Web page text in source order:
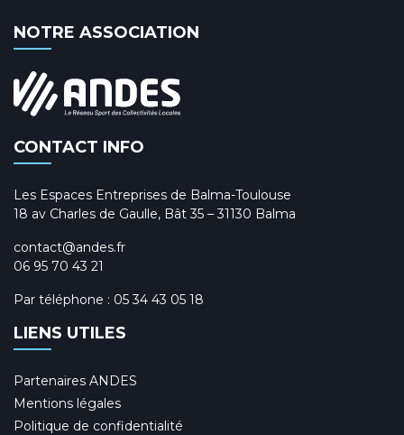
NOTRE ASSOCIATION
CONTACT INFO
Les Espaces Entreprises de Balma-Toulouse
18 av Charles de Gaulle, Bât 35 – 31130 Balma
contact@andes.fr
06 95 70 43 21
Par téléphone : 05 34 43 05 18
LIENS UTILES
Partenaires ANDES
Mentions légales
Politique de confidentialité